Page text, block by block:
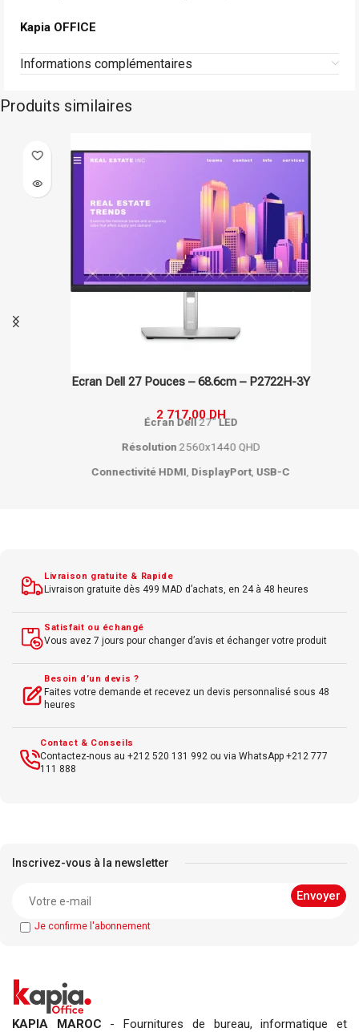
Kapia OFFICE
Informations complémentaires
Produits similaires
Ecran Dell 27 Pouces – 68.6cm – P2722H-3Y
Dell
2 717,00DH
ÉcranDell27"LED
Résolution2560x1440 QHD
ConnectivitéHDMI,DisplayPort,USB-C
Angle de vision large
Fonction pivot, réglage hauteur
Livraison gratuite & Rapide
Livraison gratuite dès 499 MAD d’achats, en 24 à 48 heures
Satisfait ou échangé
Vous avez 7 jours pour changer d’avis et échanger votre produit
Besoin d’un devis ?
Faites votre demande et recevez un devis personnalisé sous 48
heures
Contact & Conseils
Contactez-nous au +212 520 131 992 ou via WhatsApp +212 777
111 888
Inscrivez-vous à la newsletter
Je confirme l'abonnement
KAPIA MAROC - Fournitures de bureau, informatique et